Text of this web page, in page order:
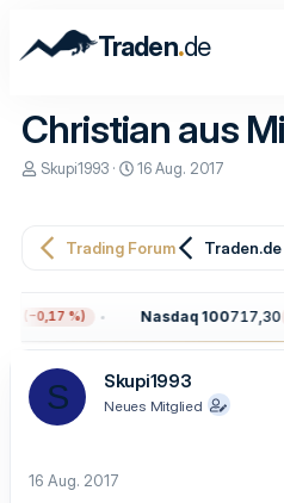
Traden.de
Christian aus
E
e
r
Skupi1993
E
e
a
m
16 Aug. 2017
Trading Forum
(−0,17 %) Nasdaq 100717,30
S Skupi1993
Neues Mitglied
16 Aug. 2017